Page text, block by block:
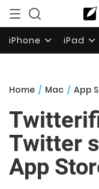
iPhone iPad
Home / Mac / App
Twitter
App